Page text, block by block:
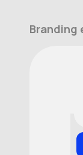
Branding